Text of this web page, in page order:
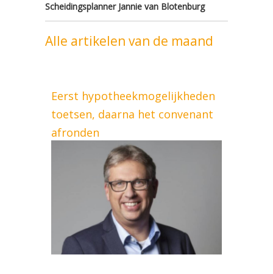
Scheidingsplanner Jannie van Blotenburg
Alle artikelen van de maand
Eerst hypotheekmogelijkheden
toetsen, daarna het convenant
afronden